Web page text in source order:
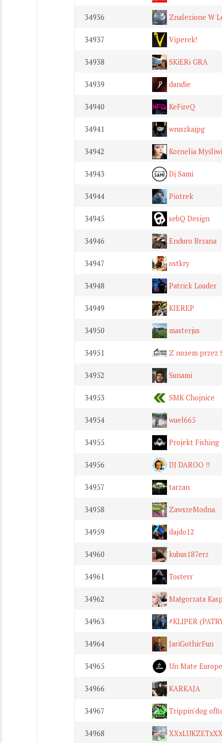
34936 Znalezione W
34937 Viperek!
34938 SKiERi GRA
34939 dandie
34940 KeFireQ
34941 wruszkajpg
34942 Kornelia
34943 Dj Sami
34944 Piotrek
34945 sebQ Design
34946 Enduro Brzana
34947 ostkry
34948 Patrick Louder
34949 KIEREP
34950 masterjus
34951 Z nożem przez
34952 Sunami
34953 SMK Chojnice
34954 wuel665
34955 Projekt Fishing
34956 DJ DAROO !!
34957 tarzan
34958 ZawszeModna
34959 dajdo12
34960 kubus187erz
34961 Tosterr
34962 Małgorzata
34963 #KLIPER
34964 JariGothicFun
34965 Un Mate Europe
34966 KARKAJA
34967 Trippin'dog
34968